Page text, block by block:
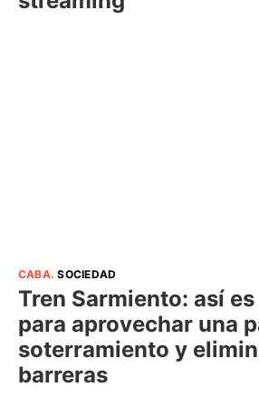
CABA.SOCIEDAD
Tren Sarmiento: así
para aprovechar una
soterramiento y
barreras